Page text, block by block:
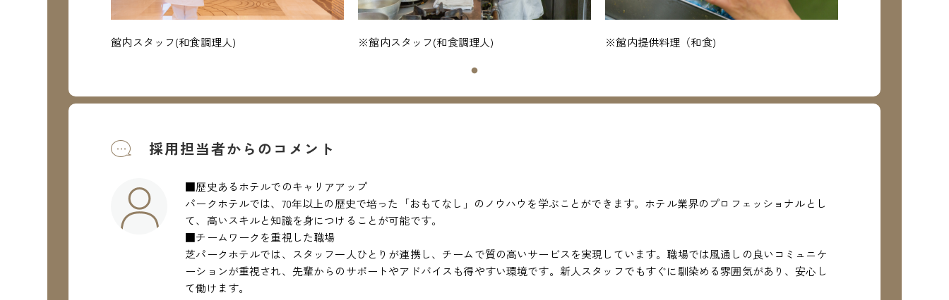
館内スタッフ(和食調理人) ※館内スタッフ(和食調理人) ※館内提供料理（和食)
採用担当者からのコメント
■歴史あるホテルでのキャリアアップ
パークホテルでは、70年以上の歴史で培った「おもてなし」のノウハウを学ぶことができます。ホテル業界のプロフェッショナルとし
て、高いスキルと知識を身につけることが可能です。
■チームワークを重視した職場
芝パークホテルでは、スタッフ一人ひとりが連携し、チームで質の高いサービスを実現しています。職場では風通しの良いコミュニケ
ーションが重視され、先輩からのサポートやアドバイスも得やすい環境です。新人スタッフでもすぐに馴染める雰囲気があり、安心し
て働けます。